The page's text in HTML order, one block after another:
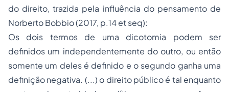
do direito, trazida pela influência do pensamento de
Norberto Bobbio (2017, p.14 et seq):
Os dois termos de uma dicotomia podem ser
definidos um independentemente do outro, ou então
somente um deles é definido e o segundo ganha uma
definição negativa. (...) o direito público é tal enquanto